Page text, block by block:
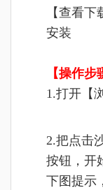
【查看
安装
【操作步
1.打开【
2.把点击
按钮，开
下图提示